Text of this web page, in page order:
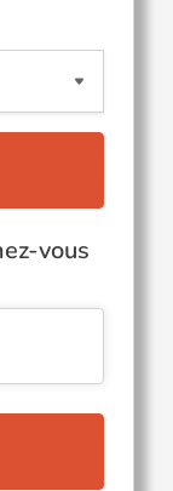
vous